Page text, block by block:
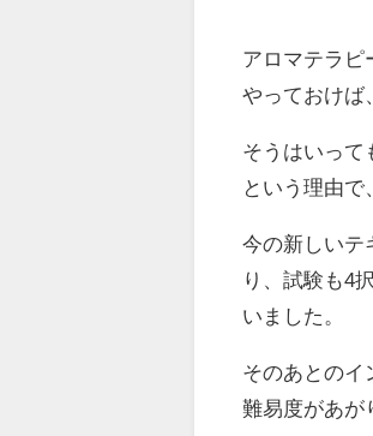
アロマテラピ
やっておけば
そうはいって
という理由で
今の新しいテ
り、試験も4
いました。
そのあとのイ
難易度があが